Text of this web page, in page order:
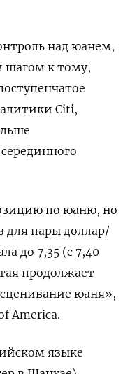
над юанем,
шагом к тому,
Citi,
по юаню, но
для пары доллар/
до 7,35 (с 7,40
продолжает
юаня»,
America.
языке